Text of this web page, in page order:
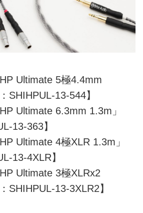
Ultimate 5極4.4mm
13-544】
HP Ultimate 6.3mm 1.3m」
13-363】
HP Ultimate 4極XLR 1.3m」
13-4XLR】
Ultimate 3極XLRx2
13-3XLR2】